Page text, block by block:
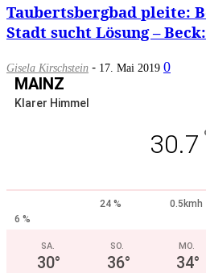
Taubertsbergbad pleite:
Stadt sucht Lösung –
Gisela Kirschstein - 17. Mai 2019 0
MAINZ
Klarer Himmel
30.7
24 %
0.5kmh
6 %
SA.
30°
SO.
36°
MO.
34°